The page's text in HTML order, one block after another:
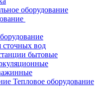
оборудование
сточных вод
бытовые
Тепловое оборудование